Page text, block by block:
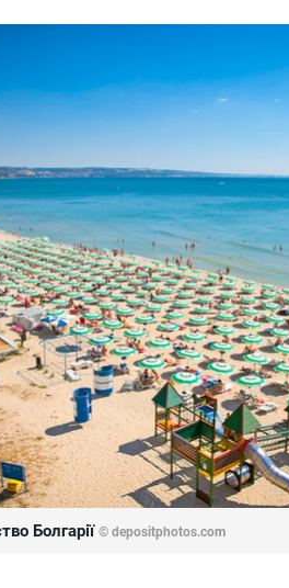
Болгарії © depositphotos.com